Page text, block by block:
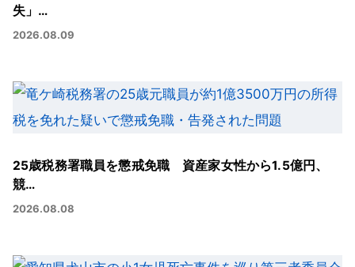
失」…
2026.08.09
25歳税務署職員を懲戒免職 資産家女性から1.5億円、
競…
2026.08.08